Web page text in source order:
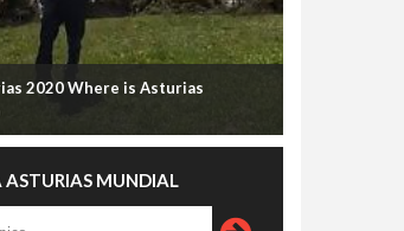
2020 Where is Asturias
ASTURIAS MUNDIAL